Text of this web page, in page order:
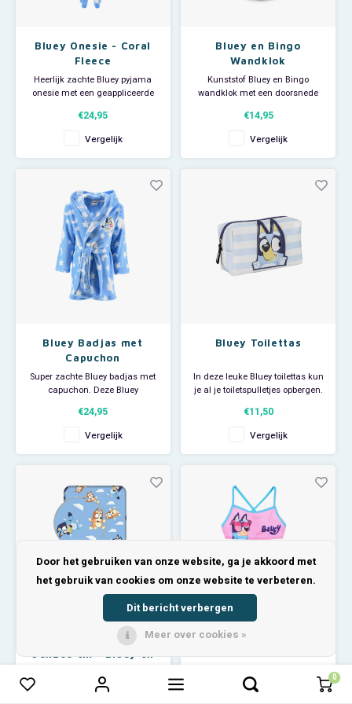
0
Bluey Onesie - Coral
Fleece
Heerlijk zachte Bluey pyjama
onesie met een geappliceerde
Deze jumpsuit is ook superleuk
om als huispak te gebruiken op
een luie zondag. Aan de
voorkant zit een lange rits voor
Materiaal: 100% polye
€24,95
Vergelijk
Bluey en Bingo
Wandklok
Kunststof Bluey en Bingo
wandklok met een doorsnede
batterij (niet mee geleverd).
€14,95
Vergelijk
Bluey Badjas met
Capuchon
Super zachte Bluey badjas met
capuchon. Deze Bluey
en draagt heerlijk comfortabel
als je net je bed uitstapt of als je
klaar bent met de zwemles. De
badjas heeft aan de achterkant
sluit aan de v
€24,95
Vergelijk
Bluey Toilettas
In deze leuke Bluey toilettas kun
je al je toiletspulletjes opbergen.
gaat logeren of gaat sporten.
Afmeting: ca 17 x 10 cm.
Materiaal: polyester.
€11,50
Vergelijk
Bluey Hoeslaken
hoeslaken van een mooie
Bluey Bikini
en 12% elastan. Het
Vergelijk producten 0
Door het gebruiken van onze website, ga je akkoord met
het gebruik van cookies om onze website te verbeteren.
Dit bericht verbergen
Meer over cookies »